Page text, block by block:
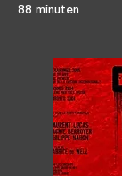
88 minuten